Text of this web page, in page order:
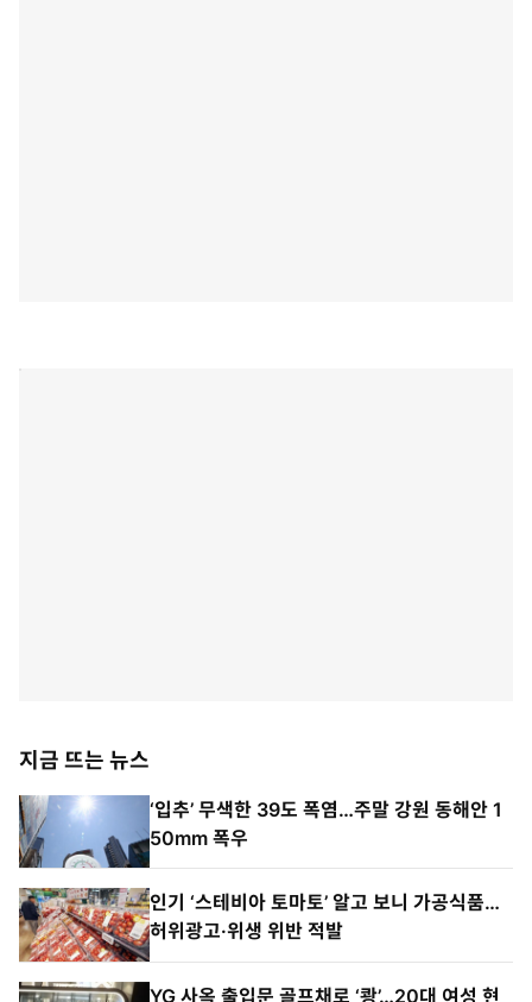
지금 뜨는 뉴스
‘입추’ 무색한 39도 폭염…주말 강원 동해안 1
50mm 폭우
인기 ‘스테비아 토마토’ 알고 보니 가공식품…
허위광고·위생 위반 적발
YG 사옥 출입문 골프채로 ‘쾅’…20대 여성 현